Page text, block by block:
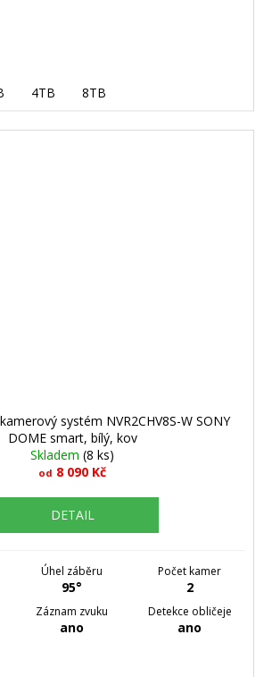
4TB 8TB
systém NVR2CHV8S-W SONY
DOME smart, bílý, kov
Skladem (8 ks)
od 8 090 Kč
DETAIL
Úhel záběru
95°
Počet kamer
2
Záznam zvuku
ano
Detekce obličeje
ano